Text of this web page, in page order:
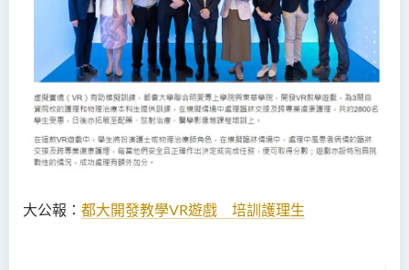
大公報： 都大開發教學VR遊戲 培訓護理生